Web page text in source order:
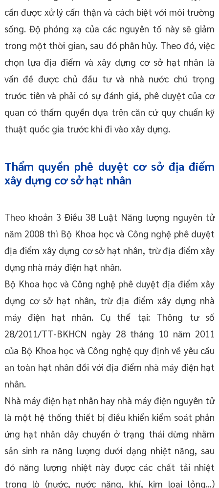
cần được xử lý cẩn thận và cách biệt với môi trường
sống. Độ phóng xạ của các nguyên tố này sẽ giảm
trong một thời gian, sau đó phân hủy. Theo đó, việc
chọn lựa địa điểm và xây dựng cơ sở hạt nhân là
vấn đề được chủ đầu tư và nhà nước chú trọng
trước tiên và phải có sự đánh giá, phê duyệt của cơ
quan có thẩm quyền dựa trên căn cứ quy chuẩn kỹ
thuật quốc gia trước khi đi vào xây dựng.
Thẩm quyền phê duyệt cơ sở địa điểm
xây dựng cơ sở hạt nhân
Theo khoản 3 Điều 38 Luật Năng lượng nguyên tử
năm 2008 thì Bộ Khoa học và Công nghệ phê duyệt
địa điểm xây dựng cơ sở hạt nhân, trừ địa điểm xây
dựng nhà máy điện hạt nhân.
Bộ Khoa học và Công nghệ phê duyệt địa điểm xây
dựng cơ sở hạt nhân, trừ địa điểm xây dựng nhà
máy điện hạt nhân. Cụ thể tại: Thông tư số
28/2011/TT-BKHCN ngày 28 tháng 10 năm 2011
của Bộ Khoa học và Công nghệ quy định về yêu cầu
an toàn hạt nhân đối với địa điểm nhà máy điện hạt
nhân.
Nhà máy điện hạt nhân hay nhà máy điện nguyên tử
là một hệ thống thiết bị điều khiển kiểm soát phản
ứng hạt nhân dây chuyền ở trạng thái dừng nhằm
sản sinh ra năng lượng dưới dạng nhiệt năng, sau
đó năng lượng nhiệt này được các chất tải nhiệt
trong lò (nước, nước nặng, khí, kim loại lỏng...)